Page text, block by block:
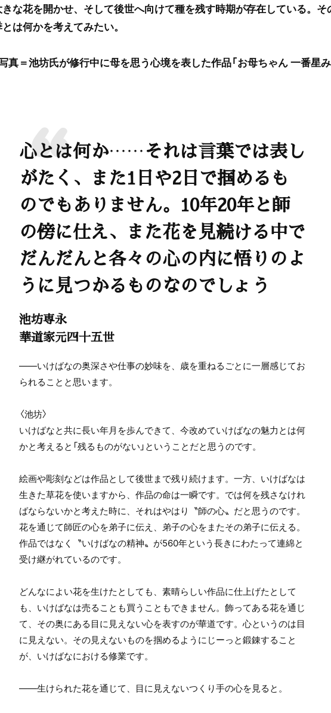
きな花を開かせ、そして後世へ向けて種を残す時期が存在している。
は何かを考えてみたい。
写真＝池坊氏が修行中に母を思う心境を表した作品「お母ちゃん 一番星み
心とは何か……それは言葉では表し
がたく、また1日や2日で掴めるも
のでもありません。10年20年と師
の傍に仕え、また花を見続ける中で
だんだんと各々の心の内に悟りのよ
うに見つかるものなのでしょう
池坊専永
華道家元四十五世
――いけばなの奥深さや仕事の妙味を、歳を重ねるごとに一層感じてお
られることと思います。
〈池坊〉
いけばなと共に長い年月を歩んできて、今改めていけばなの魅力とは何
かと考えると「残るものがない」ということだと思うのです。
絵画や彫刻などは作品として後世まで残り続けます。一方、いけばなは
生きた草花を使いますから、作品の命は一瞬です。では何を残さなけれ
ばならないかと考えた時に、それはやはり〝師の心〟だと思うのです。
花を通じて師匠の心を弟子に伝え、弟子の心をまたその弟子に伝える。
作品ではなく〝いけばなの精神〟が560年という長きにわたって連綿と
受け継がれているのです。
どんなによい花を生けたとしても、素晴らしい作品に仕上げたとして
も、いけばなは売ることも買うこともできません。飾ってある花を通じ
て、その奥にある目に見えない心を表すのが華道です。心というのは目
に見えない。その見えないものを掴めるようにじーっと鍛錬すること
が、いけばなにおける修業です。
――生けられた花を通じて、目に見えないつくり手の心を見ると。